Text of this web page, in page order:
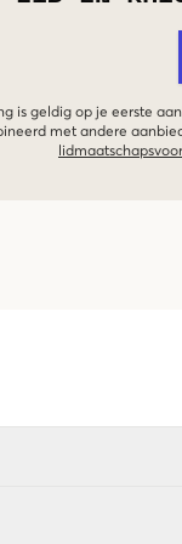
is geldig op je eerste
met andere